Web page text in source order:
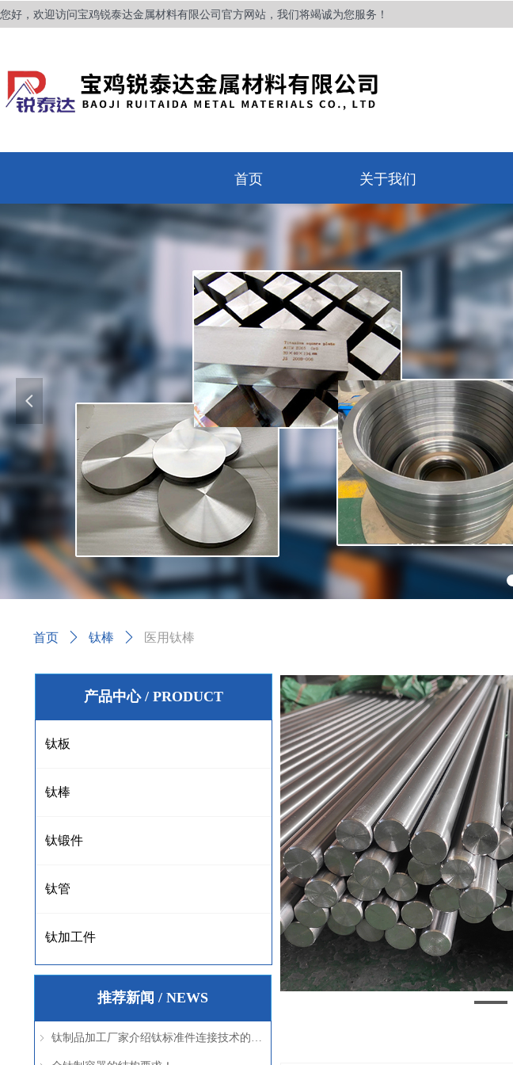
넳
首页 关于我们
您好，欢迎访问宝鸡锐泰达金属材料有限公司官方网站，我们将竭诚为您服务！
首页 ꄲ 钛棒 ꄲ 医用钛棒
产品中心 / PRODUCT
钛板
钛棒
钛锻件
钛管
钛加工件
推荐新闻 / NEWS
ꁇ 钛制品加工厂家介绍钛标准件连接技术的优点及安全性能！